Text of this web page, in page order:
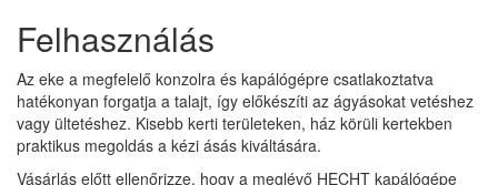
Felhasználás
Az eke a megfelelő konzolra és kapálógépre csatlakoztatva
hatékonyan forgatja a talajt, így előkészíti az ágyásokat vetéshez
vagy ültetéshez. Kisebb kerti területeken, ház körüli kertekben
praktikus megoldás a kézi ásás kiváltására.
Vásárlás előtt ellenőrizze, hogy a meglévő HECHT kapálógépe